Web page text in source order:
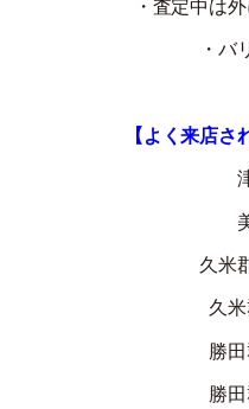
・バ
【よく来店さ
久米
久
勝
勝